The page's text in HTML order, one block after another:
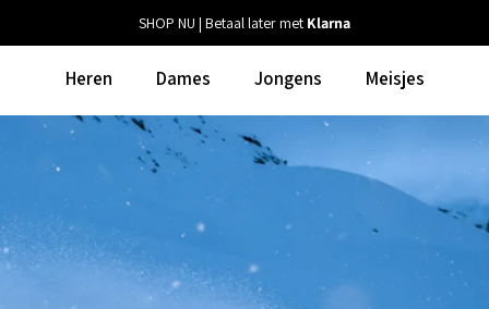
SHOP NU | Betaal later met Klarna
Heren Dames Jongens Meisjes